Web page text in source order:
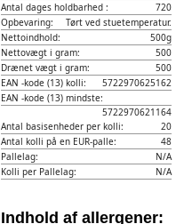
Antal dages holdbarhed :
720
Opbevaring:
Tørt ved stuetemperatur.
Nettoindhold:
500g
Nettovægt i gram:
500
Drænet vægt i gram:
500
EAN -kode (13) kolli:
5722970625162
EAN -kode (13) mindste:
5722970621164
Antal basisenheder per kolli:
20
Antal kolli på en EUR-palle:
48
Pallelag:
N/A
Kolli per Pallelag:
N/A
Indhold af allergener: